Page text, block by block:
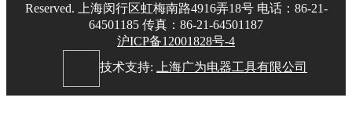
Reserved. 上海闵行区虹梅南路4916弄18号 电话：86-21-
64501185 传真：86-21-64501187
沪ICP备12001828号-4
技术支持:上海广为电器工具有限公司